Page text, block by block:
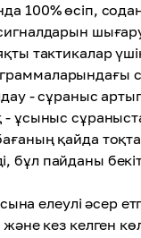
100% өсіп,
тактикалар
- сұраныс
- ұсыныс
қайда
бұл пайданы
елеулі әсер
және кез келген